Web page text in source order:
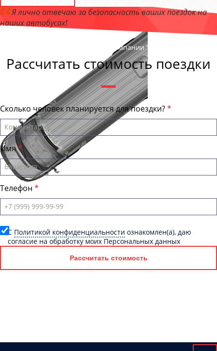
Я лично отвечаю за безопасность ваших поездок на
наших автобусах!
, директор компании "ТранспортБас "
Рассчитать стоимость поездки
Сколько человек планируется для поездки?
Имя
Телефон
C Политикой конфиденциальности ознакомлен(а), даю
согласие на обработку моих Персональных данных
Рассчитать стоимость